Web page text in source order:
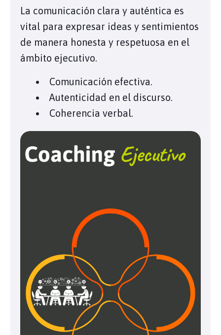
La comunicación clara y auténtica es
vital para expresar ideas y sentimientos
de manera honesta y respetuosa en el
ámbito ejecutivo.
Comunicación efectiva.
Autenticidad en el discurso.
Coherencia verbal.